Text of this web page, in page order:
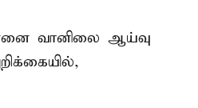
வானிலை ஆய்வு